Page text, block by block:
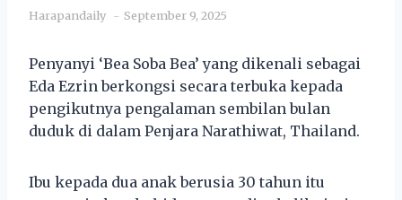
Harapandaily September 9, 2025
Penyanyi ‘Bea Soba Bea’ yang dikenali sebagai
Eda Ezrin berkongsi secara terbuka kepada
pengikutnya pengalaman sembilan bulan
duduk di dalam Penjara Narathiwat, Thailand.
Ibu kepada dua anak berusia 30 tahun itu